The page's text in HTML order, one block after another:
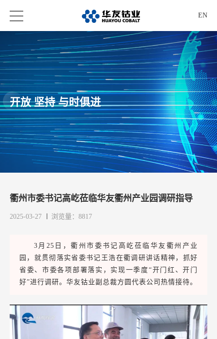
EN
开放 坚持 与时俱进
衢州市委书记高屹莅临华友衢州产业园调研指导
2025-03-27 浏览量：8817
3月25日，衢州市委书记高屹莅临华友衢州产业
园，就贯彻落实省委书记王浩在衢调研讲话精神，抓好
省委、市委各项部署落实，实现一季度“开门红、开门
好”进行调研。华友钴业副总裁方圆代表公司热情接待。